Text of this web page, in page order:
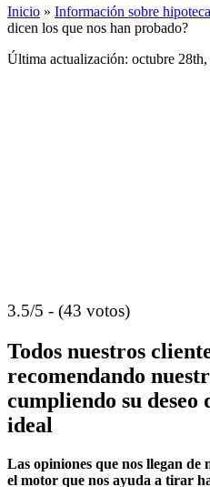
Inicio » Información sobre
dicen los que nos han probado?
Última actualización: octubre
3.5/5 - (43 votos)
Todos nuestros
recomendando
cumpliendo su deseo
ideal
Las opiniones que nos llegan de
el motor que nos ayuda a tirar